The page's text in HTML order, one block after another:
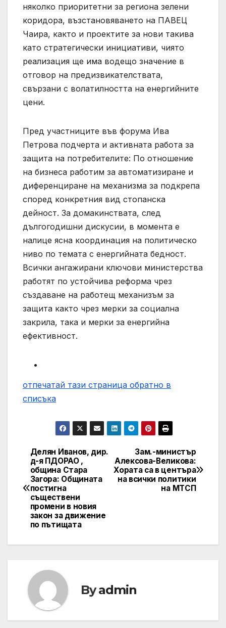
няколко приоритетни за региона зелени
коридора, възстановяването на ПАВЕЦ
Чаира, както и проектите за нови такива
като стратегически инициативи, чиято
реализация ще има водещо значение в
отговор на предизвикателствата,
свързани с волатилността на енергийните
цени.
Пред участниците във форума Ива
Петрова подчерта и активната работа за
защита на потребителите: По отношение
на бизнеса работим за автоматизиране и
диференциране на механизма за подкрепа
според конкретния вид стопанска
дейност. За домакинствата, след
дългогодишни дискусии, в момента е
налице ясна координация на политическо
ниво по темата с енергийната бедност.
Всички ангажирани ключови министерства
работят по устойчива реформа чрез
създаване на работещ механизъм за
защита както чрез мерки за социална
закрила, така и мерки за енергийна
ефективност.
отпечатай тази страница обратно в
списъка
Post
navigation
Зам.-министър
Алексова-Великова:
Хората са в центъра
на всички политики
на МТСП
Делян Иванов, дир.
д-я ПДОРАО ,
община Стара
Загора: Общината
постигна
съществени
промени в новия
закон за движение
по пътищата
Byadmin